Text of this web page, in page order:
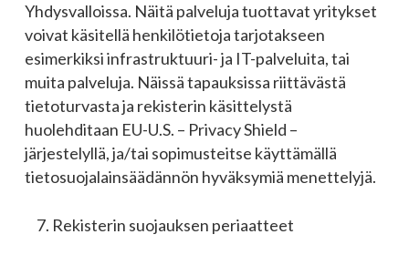
Yhdysvalloissa. Näitä palveluja tuottavat yritykset
voivat käsitellä henkilötietoja tarjotakseen
esimerkiksi infrastruktuuri- ja IT-palveluita, tai
muita palveluja. Näissä tapauksissa riittävästä
tietoturvasta ja rekisterin käsittelystä
huolehditaan EU-U.S. – Privacy Shield –
järjestelyllä, ja/tai sopimusteitse käyttämällä
tietosuojalainsäädännön hyväksymiä menettelyjä.
Rekisterin suojauksen periaatteet